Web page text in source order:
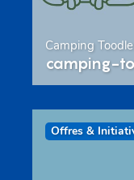
Camping
camping-
Offres &